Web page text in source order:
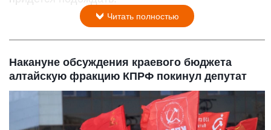
Читать полностью
Накануне обсуждения краевого бюджета
алтайскую фракцию КПРФ покинул депутат